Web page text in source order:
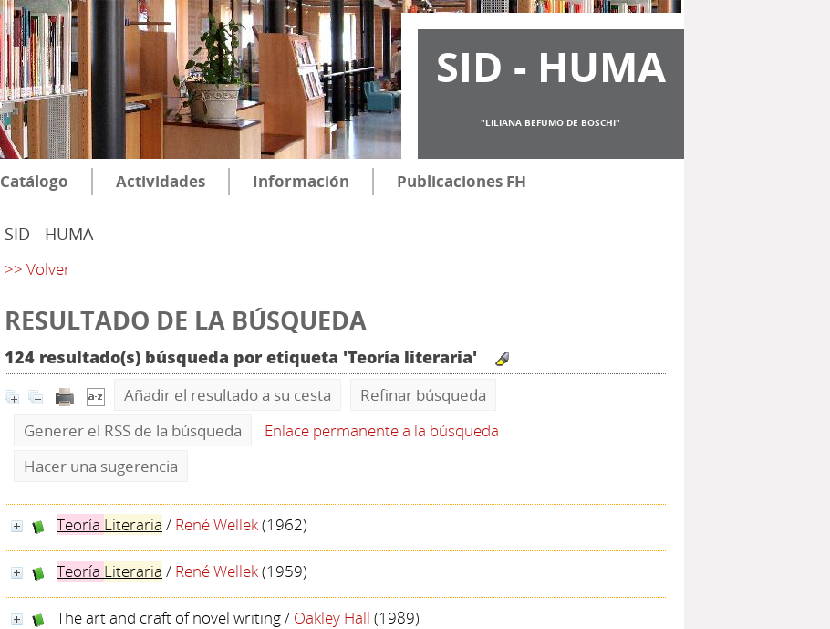
SID - HUMA
"LILIANA BEFUMO DE BOSCHI"
Catálogo Actividades Información Publicaciones FH
SID - HUMA
>> Volver
RESULTADO DE LA BÚSQUEDA
124 resultado(s) búsqueda por etiqueta 'Teoría literaria'
Añadir el resultado a su cesta
Refinar búsqueda
Generer el RSS de la búsqueda
Enlace permanente a la búsqueda
Hacer una sugerencia
Teoría Literaria / René Wellek(1962)
Teoría Literaria / René Wellek(1959)
The art and craft of novel writing/ Oakley Hall (1989)